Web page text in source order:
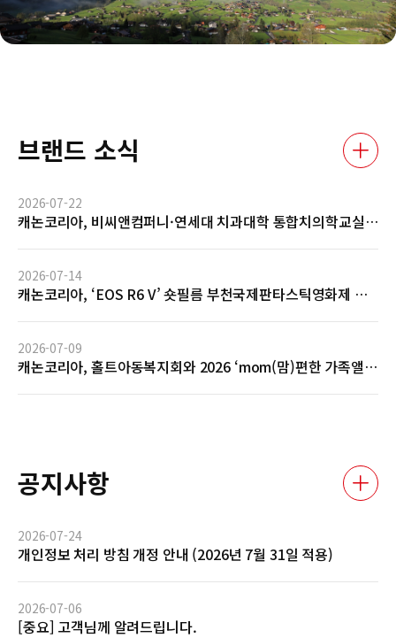
브랜드 소식
2026-07-22
캐논코리아, 비씨앤컴퍼니·연세대 치과대학 통합치의학교실
2026-07-14
캐논코리아, ‘EOS R6 V’ 숏필름 부천국제판타스틱영화제 공
2026-07-09
캐논코리아, 홀트아동복지회와 2026 ‘mom(맘)편한 가족앨
공지사항
2026-07-24
개인정보 처리 방침 개정 안내 (2026년 7월 31일 적용)
2026-07-06
[중요] 고객님께 알려드립니다.